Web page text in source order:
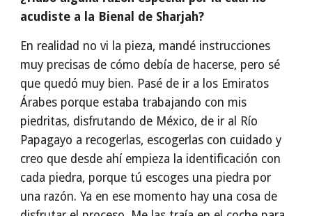
acudiste a la Bienal de Sharjah?
En realidad no vi la pieza, mandé instrucciones
muy precisas de cómo debía de hacerse, pero sé
que quedó muy bien. Pasé de ir a los Emiratos
Árabes porque estaba trabajando con mis
piedritas, disfrutando de México, de ir al Río
Papagayo a recogerlas, escogerlas con cuidado y
creo que desde ahí empieza la identificación con
cada piedra, porque tú escoges una piedra por
una razón. Ya en ese momento hay una cosa de